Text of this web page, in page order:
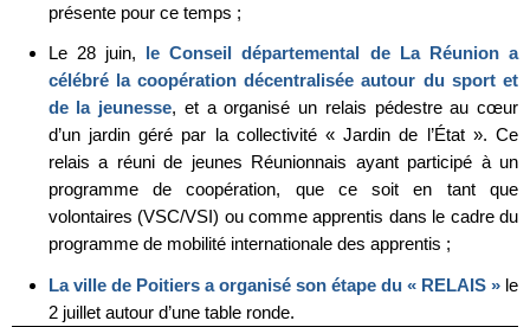
présente pour ce temps ;
Le 28 juin, le Conseil départemental de La Réunion a
célébré la coopération décentralisée autour du sport et
de la jeunesse, et a organisé un relais pédestre au cœur
d’un jardin géré par la collectivité « Jardin de l’État ». Ce
relais a réuni de jeunes Réunionnais ayant participé à un
programme de coopération, que ce soit en tant que
volontaires (VSC/VSI) ou comme apprentis dans le cadre du
programme de mobilité internationale des apprentis ;
La ville de Poitiers a organisé son étape du « RELAIS »le
2 juillet autour d’une table ronde.